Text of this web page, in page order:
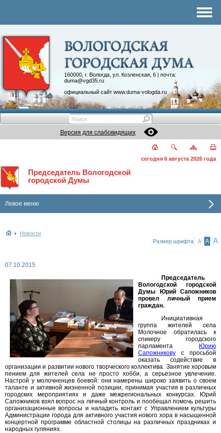
160000, г. Вологда, ул. Козленская, 6 | почта:
duma@vgd35.ru
официальный сайт www.duma-vologda.ru
Контакты
Депутатские объединения
Версия для слабовидящих
сегодня 6 августа 2026 года
Председатель Вологодской
городской Думы
Левое меню
Новости
Размер шрифта: А А А
07.10.2015
Председатель
Вологодской городской
Думы Юрий Сапожников
провел личный прием
граждан.
Инициативная
группа жителей села
Молочное обратилась к
спикеру городского
парламента
Юрию
Сапожникову с просьбой
оказать содействие в
организации и развитии нового творческого коллектива. Занятие хоровым
пением для жителей села не просто хобби, а серьезное увлечение.
Настрой у молочненцев боевой: они намерены широко заявить о своем
таланте и активной жизненной позиции, принимая участия в различных
городских мероприятиях и даже межрегиональных конкурсах. Юрий
Сапожников взял вопрос на личный контроль и пообещал помочь решить
организационные вопросы и наладить контакт с Управлением культуры
Администрации города для активного участия нового хора в насыщенной
концертной программе областной столицы на различных праздниках и
народных гуляниях.